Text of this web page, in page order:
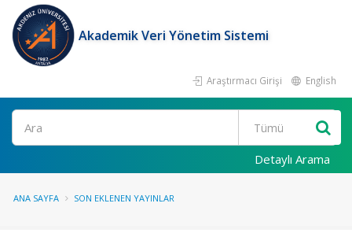
Akademik Veri Yönetim Sistemi
Araştırmacı Girişi English
Ara
Detaylı Arama
ANA SAYFA SON EKLENEN YAYINLAR